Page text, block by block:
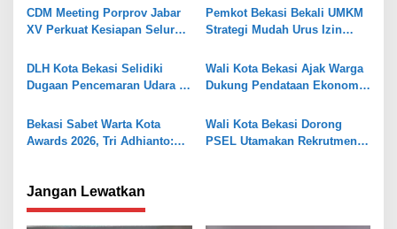
p
s
Kelola
CDM Meeting Porprov Jabar
XV Perkuat Kesiapan Seluruh
Pemkot Bekasi Bekali UMKM
Strategi Mudah Urus Izin
DLH Kota Bekasi Selidiki
Dugaan Pencemaran Udara di
Wali Kota Bekasi Ajak Warga
Dukung Pendataan Ekonomi
Bekasi Sabet Warta Kota
Awards 2026, Tri Adhianto:
Wali Kota Bekasi Dorong
PSEL Utamakan Rekrutmen
Jangan Lewatkan